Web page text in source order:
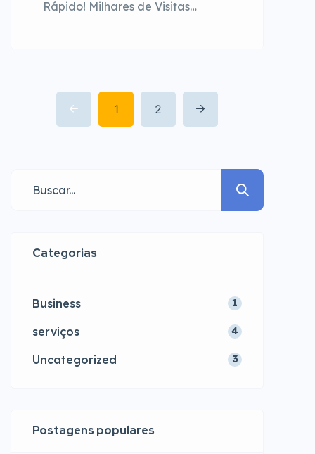
Rápido! Milhares de Visitas
venda online, a visibilidade é a
chave para o sucesso. O ICVendas
quem busca anunciar produtos e
serviços de forma gratuita e […]
1 2
Categorias
Business 1
serviços 4
Uncategorized 3
Postagens populares